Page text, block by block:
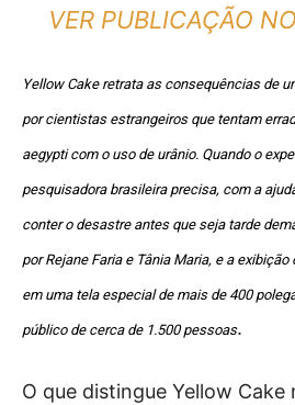
VER PUBLICAÇÃO
Yellow Cake retrata as consequências de
por cientistas estrangeiros que tentam
aegypti com o uso de urânio. Quando o
pesquisadora brasileira precisa, com a
conter o desastre antes que seja tarde
por Rejane Faria e Tânia Maria, e a
em uma tela especial de mais de 400
público de cerca de 1.500 pessoas.
O que distingue Yellow Cake